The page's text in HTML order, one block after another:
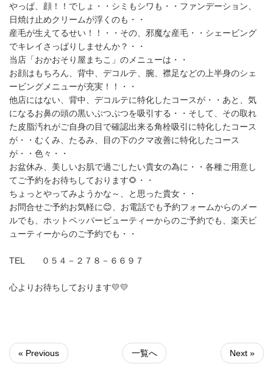
やっぱ、顔！！でしょ・・シミもシワも・・ファンデーション、
日焼け止めクリームが浮くのも・・
産毛が生えてるせい！！・・その、邪魔な産毛・・シェービング
でキレイさっぱりしませんか？・・
当店「おかおそり屋まちこ」のメニューは・・
お顔はもちろん、背中、デコルテ、腕、襟足などの上半身のシェ
ービングメニューが充実！！・・
他店にはない、背中、デコルテに特化したコースが・・あと、気
になるお鼻の頭の黒いぷつぷつを吸引する・・そして、その取れ
た皮脂汚れがご自身の目で確認出来る角栓吸引に特化したコース
が・・むくみ、たるみ、目の下のクマ改善に特化したコース
が・・色々・・
お盆休み、美しいお肌で過ごしたい貴女の為に・・各種ご用意し
てご予約をお待ちしております🌻・・
ちょっとやってみようかな～、と思った貴女・・
お問合せご予約お気軽に😊、お電話でも予約フォームからのメー
ルでも、ホットペッパービューティーからのご予約でも、楽天ビ
ューティーからのご予約でも・・
TEL ０５４－２７８－６６９７
心よりお待ちしております💛💛
« Previous 一覧へ Next »